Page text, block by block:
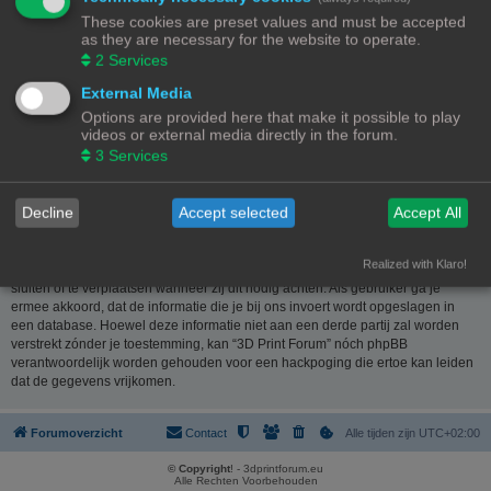
website www.phpbb.nl
. De phpBB-software maakt internetgebaseerde
discussies mogelijk. phpBB Limited is niet verantwoordelijk voor wat wordt
toegestaan of juist geweigerd als toelaatbare inhoud en/of gedrag. Meer
informatie over phpBB kun je vinden op
Nederlandstalige website
Je verklaart geen berichten te plaatsen die kwetsend, obsceen, vulgair,
lasterlijk, haatdragend, dreigend, seksueel georiënteerd of enig ander
materiaal bevat die de wetten van je eigen land, het land waar “3D Print
van dergelijke berichten kan ertoe leiden dat je met onmiddellijke ingang en
permanent wordt verbannen van dit forum. Tevens kan je provider worden
ingelicht. De IP-adressen van alle berichten worden opgeslagen om deze
Forum” het recht heeft om ieder onderwerp te verwijderen, te wijzigen, te
sluiten of te verplaatsen wanneer zij dit nodig achten. Als gebruiker ga je
ermee akkoord, dat de informatie die je bij ons invoert wordt opgeslagen in
een database. Hoewel deze informatie niet aan een derde partij zal worden
verstrekt zónder je toestemming, kan “3D Print Forum” nóch phpBB
verantwoordelijk worden gehouden voor een hackpoging die ertoe kan leiden
dat de gegevens vrijkomen.
Forumoverzicht Alle tijden zijn UTC+02:00
Contact
© Copyright! - 3dprintforum.eu
Alle Rechten Voorbehouden
These cookies are preset values and must be accepted
as they are necessary for the website to operate.
2 Services
External Media
Options are provided here that make it possible to play
videos or external media directly in the forum.
3 Services
Decline Accept selected Accept All
Realized with Klaro!